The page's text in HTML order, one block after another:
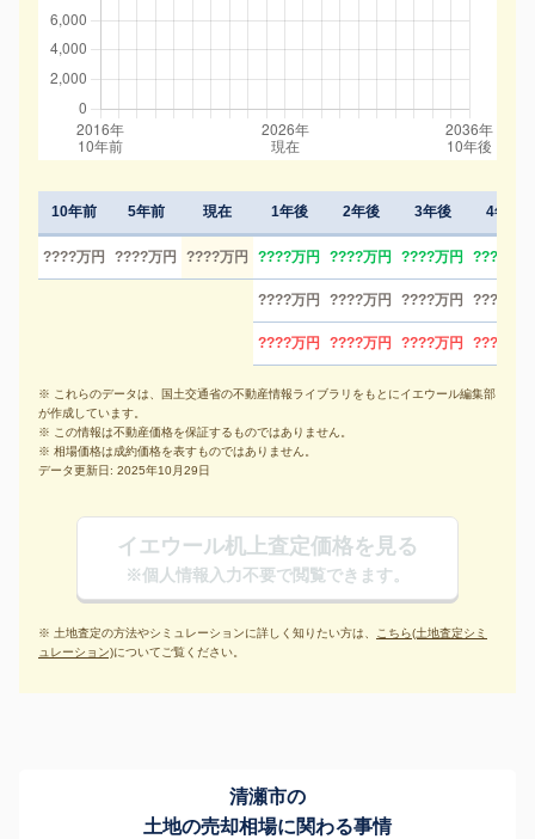
10年前 5年前 現在
????万円 ????万円 ????万円
1年後 2年後 3年後 4年後
????万円 ????万円 ????万円 ????万円
????万円 ????万円 ????万円 ????万円
????万円 ????万円 ????万円 ????万円
※ これらのデータは、国土交通省の不動産情報ライブラリをもとにイエウール編集部
が作成しています。
※ この情報は不動産価格を保証するものではありません。
※ 相場価格は成約価格を表すものではありません。
データ更新日: 2025年10月29日
イエウール机上査定価格を見る
※個人情報入力不要で閲覧できます。
※ 土地査定の方法やシミュレーションに詳しく知りたい方は、 こちら(土地査定シミ
ュレーション)についてご覧ください。
清瀬市の
土地の売却相場に関わる事情